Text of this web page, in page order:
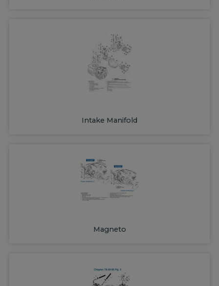
Intake Manifold
Magneto